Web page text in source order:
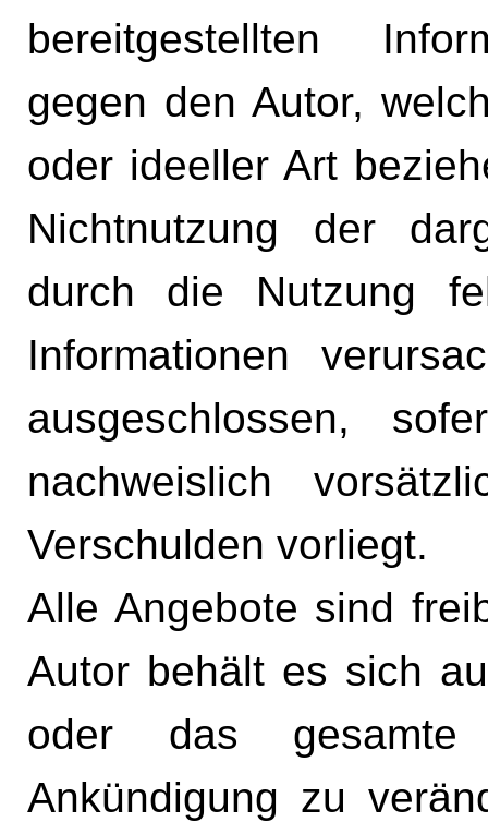
bereitgestellten
gegen den Autor,
oder ideeller Art
Nichtnutzung der
durch die Nutzung
Informationen
ausgeschlossen,
nachweislich
Verschulden vorliegt.
Alle Angebote sind
Autor behält es sich
oder das gesamte
Ankündigung zu